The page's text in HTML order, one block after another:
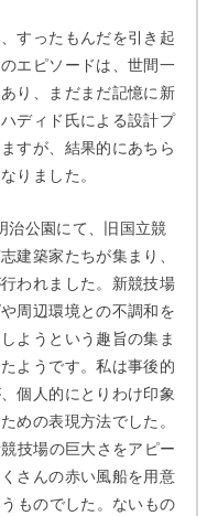
すったもんだを引き起
エピソードは、世間一
り、まだまだ記憶に新
ディド氏による設計プ
すが、結果的にあちら
りました。
治公園にて、旧国立競
建築家たちが集まり、
われました。新競技場
周辺環境との不調和を
ようという趣旨の集ま
ようです。私は事後的
個人的にとりわけ印象
めの表現方法でした。
技場の巨大さをアピー
さんの赤い風船を用意
ものでした。ないもの